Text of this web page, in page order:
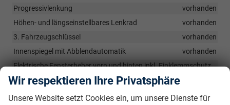
Progressivlenkung
vorhanden
Höhen- und längseinstellbares Lenkrad
vorhanden
3. Fahrzeugschlüssel
vorhanden
Innenspiegel mit Abblendautomatik
vorhanden
Elektrische Fensterheber vorn und hinten inkl. Einklemmschutz
und Kindersicherung
Wir respektieren Ihre Privatsphäre
Unsere Website setzt Cookies ein, um unsere Dienste für